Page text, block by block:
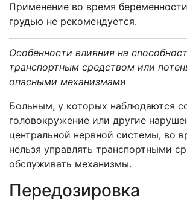
Применение во время
грудью не рекомендуется.
Особенности влияния на
транспортным средством или
опасными механизмами
Больным, у которых наблюдаются
головокружение или другие
центральной нервной системы, во
нельзя управлять транспортными
обслуживать механизмы.
Передозировка